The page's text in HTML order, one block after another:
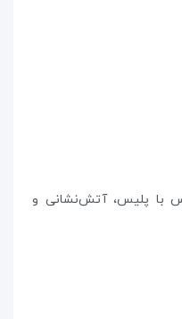
با پلیس، آتش‌نشانی و